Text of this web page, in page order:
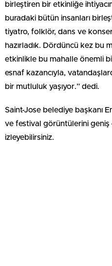
birleştiren bir etkinliğe
buradaki bütün insanları
tiyatro, folklör, dans ve
hazırladık. Dördüncü kez bu
etkinlikle bu mahalle önemli
esnaf kazancıyla,
bir mutluluk yaşıyor.” dedi.
Saint-Jose belediye başkanı
ve festival görüntülerini
izleyebilirsiniz.